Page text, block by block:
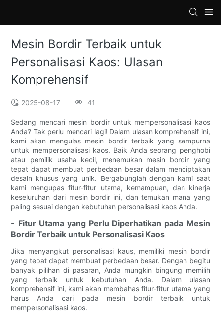
Mesin Bordir Terbaik untuk
Personalisasi Kaos: Ulasan
Komprehensif
2025-08-17 41
Sedang mencari mesin bordir untuk mempersonalisasi kaos
Anda? Tak perlu mencari lagi! Dalam ulasan komprehensif ini,
kami akan mengulas mesin bordir terbaik yang sempurna
untuk mempersonalisasi kaos. Baik Anda seorang penghobi
atau pemilik usaha kecil, menemukan mesin bordir yang
tepat dapat membuat perbedaan besar dalam menciptakan
desain khusus yang unik. Bergabunglah dengan kami saat
kami mengupas fitur-fitur utama, kemampuan, dan kinerja
keseluruhan dari mesin bordir ini, dan temukan mana yang
paling sesuai dengan kebutuhan personalisasi kaos Anda.
- Fitur Utama yang Perlu Diperhatikan pada Mesin
Bordir Terbaik untuk Personalisasi Kaos
Jika menyangkut personalisasi kaus, memiliki mesin bordir
yang tepat dapat membuat perbedaan besar. Dengan begitu
banyak pilihan di pasaran, Anda mungkin bingung memilih
yang terbaik untuk kebutuhan Anda. Dalam ulasan
komprehensif ini, kami akan membahas fitur-fitur utama yang
harus Anda cari pada mesin bordir terbaik untuk
mempersonalisasi kaos.